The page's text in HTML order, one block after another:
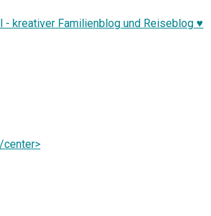
- kreativer Familienblog und Reiseblog ♥
center>